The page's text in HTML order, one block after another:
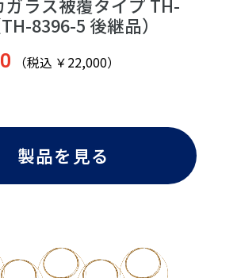
ガラス被覆タイプ TH-
8396-5 後継品）
（税込 ￥22,000）
製品を見る